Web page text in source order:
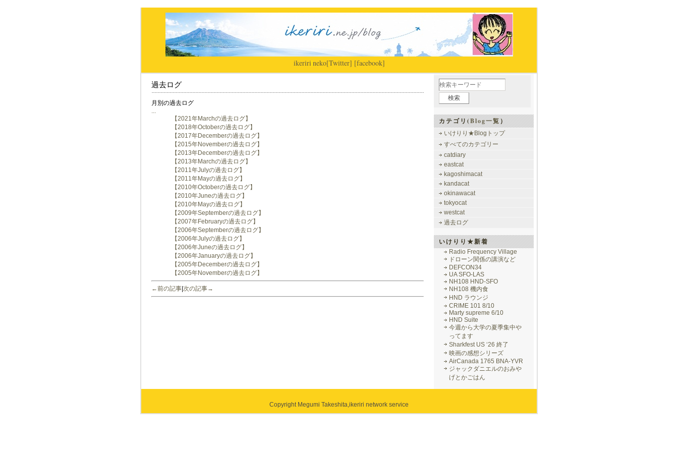
ikeriri|neko[Twitter] [facebook]
過去ログ
月別の過去ログ
...
【2021年Marchの過去ログ】
【2018年Octoberの過去ログ】
【2017年Decemberの過去ログ】
【2015年Novemberの過去ログ】
【2013年Decemberの過去ログ】
【2013年Marchの過去ログ】
【2011年Julyの過去ログ】
【2011年Mayの過去ログ】
【2010年Octoberの過去ログ】
【2010年Juneの過去ログ】
【2010年Mayの過去ログ】
【2009年Septemberの過去ログ】
【2007年Februaryの過去ログ】
【2006年Septemberの過去ログ】
【2006年Julyの過去ログ】
【2006年Juneの過去ログ】
【2006年Januaryの過去ログ】
【2005年Decemberの過去ログ】
【2005年Novemberの過去ログ】
←前の記事 次の記事→
カテゴリ(Blog一覧）
いけりり★Blogトップ
すべてのカテゴリー
catdiary
eastcat
kagoshimacat
kandacat
okinawacat
tokyocat
westcat
過去ログ
いけりり★新着
Radio Frequency Village
ドローン関係の講演など
DEFCON34
UA SFO-LAS
NH108 HND-SFO
NH108 機内食
HND ラウンジ
CRIME 101 8/10
Marty supreme 6/10
HND Suite
今週から大学の夏季集中や
ってます
Sharkfest US ‘26 終了
映画の感想シリーズ
AirCanada 1765 BNA-YVR
ジャックダニエルのおみや
げとかごはん
Copyright Megumi Takeshita,ikeriri network service